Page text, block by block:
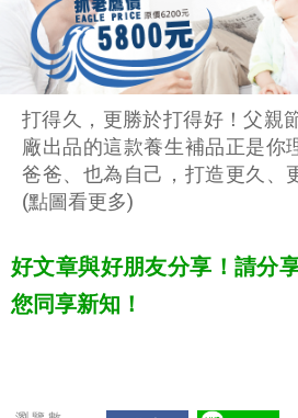
打得久，更勝於打得好！父親
廠出品的這款養生補品正是你
爸爸、也為自己，打造更久、
(點圖看更多)
好文章與好朋友分享！請分
您同享新知！